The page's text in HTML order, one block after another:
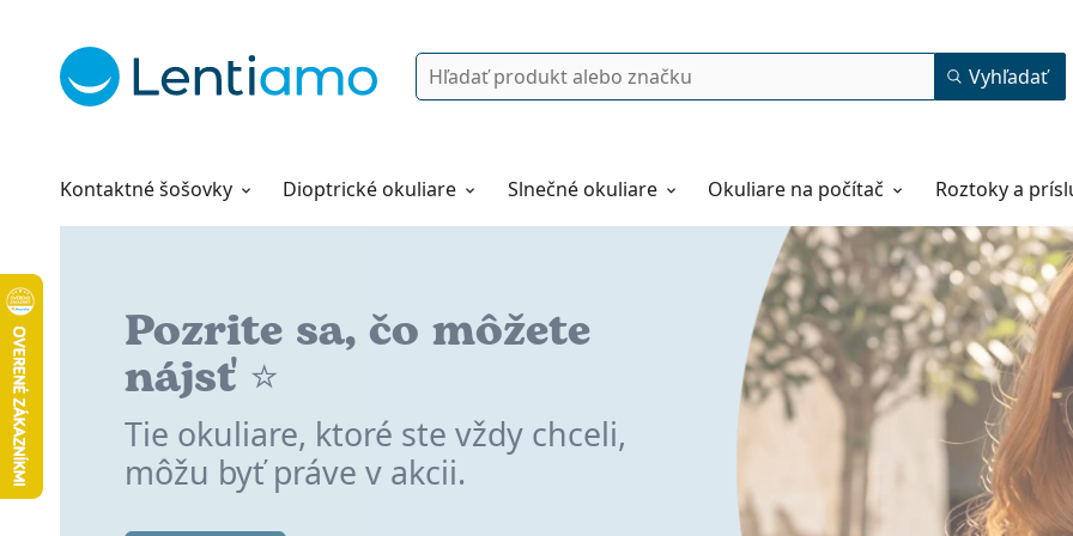
Vyhľadávanie Vyhľadať
Kontaktné šošovky
Roztoky Dioptrické okuliare Slnečné okuliare Okuliare na počítač Roztoky a
Všetko o nákupe
Pozrite sa, čo môžete
nájsť ⭐
Tie okuliare, ktoré ste vždy chceli,
môžu byť práve v akcii.
Prejdite na kontaktné
šošovky TOTAL®
zažite výnimočné pohodlie²–⁷
Prejdite na
PRECISION1
pre až 16 hodín pohodlia¹